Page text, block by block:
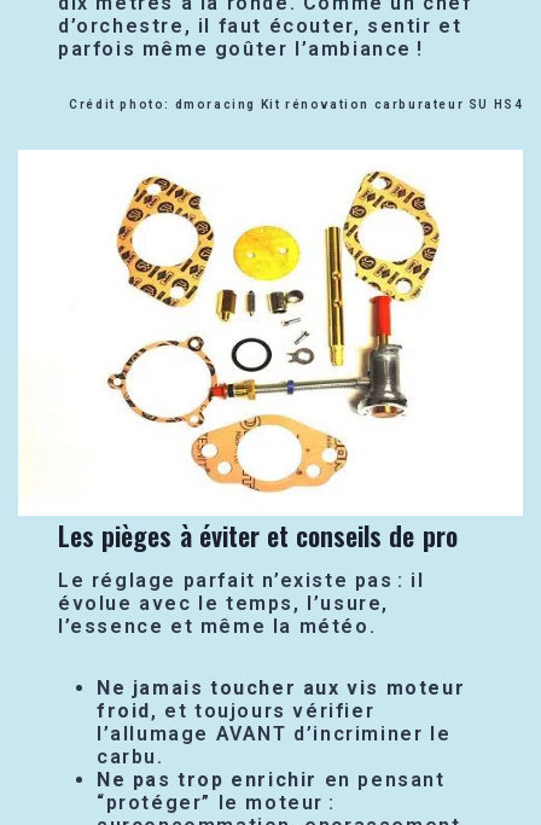
d’orchestre, il faut écouter, sentir et
parfois même goûter l’ambiance !
Crédit photo: dmoracing Kit rénovation carburateur SU HS4
Les pièges à éviter et conseils de pro
Le réglage parfait n’existe pas : il
évolue avec le temps, l’usure,
l’essence et même la météo.
Ne jamais toucher aux vis moteur
froid, et toujours vérifier
l’allumage AVANT d’incriminer le
carbu.
Ne pas trop enrichir en pensant
“protéger” le moteur :